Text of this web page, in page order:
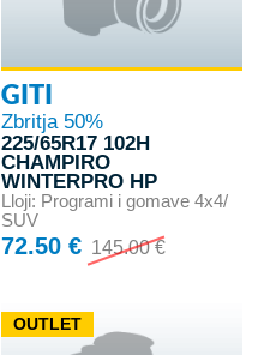
GITI
Zbritja 50%
225/65R17 102H
CHAMPIRO
WINTERPRO HP
Lloji: Programi i gomave 4x4/
SUV
72.50 € 145.00 €
OUTLET